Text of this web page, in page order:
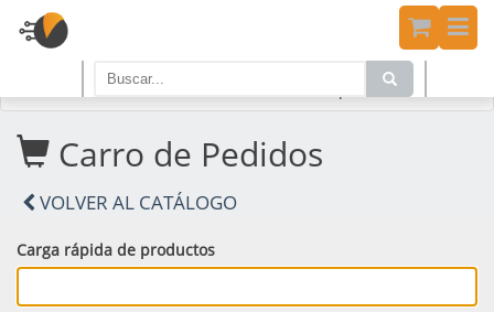
PRODUCTOS
Carro de Pedidos
VOLVER AL CATÁLOGO
Carga rápida de productos